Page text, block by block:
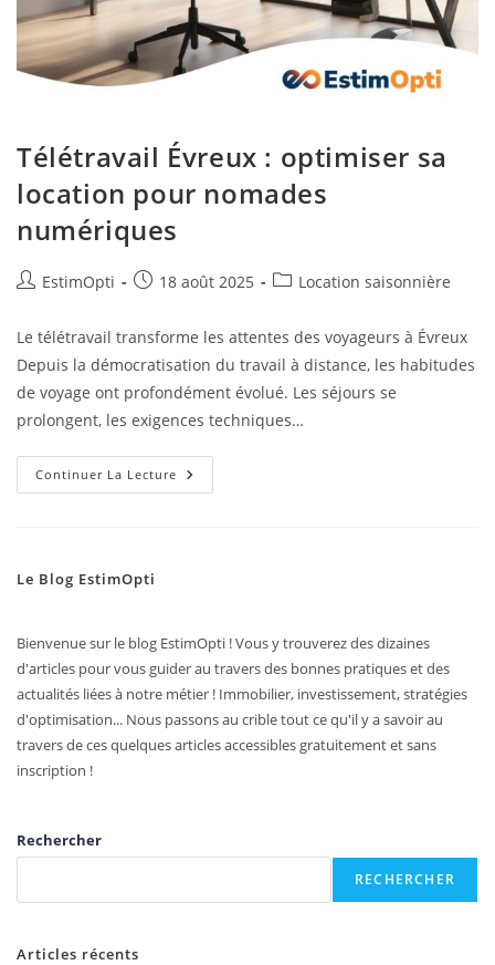
Télétravail Évreux : optimiser sa
location pour nomades
numériques
EstimOpti 18 août 2025 Location saisonnière
Le télétravail transforme les attentes des voyageurs à Évreux
Depuis la démocratisation du travail à distance, les habitudes
de voyage ont profondément évolué. Les séjours se
prolongent, les exigences techniques…
Continuer La Lecture
Le Blog EstimOpti
Bienvenue sur le blog EstimOpti ! Vous y trouverez des dizaines
d'articles pour vous guider au travers des bonnes pratiques et des
actualités liées à notre métier ! Immobilier, investissement, stratégies
d'optimisation... Nous passons au crible tout ce qu'il y a savoir au
travers de ces quelques articles accessibles gratuitement et sans
inscription !
Rechercher
RECHERCHER
Articles récents